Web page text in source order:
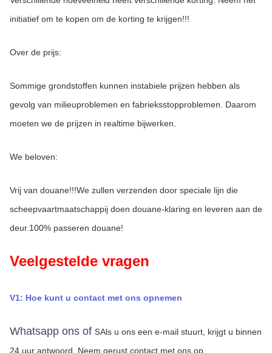
initiatief om te kopen om de korting te krijgen!!!
Over de prijs:
Sommige grondstoffen kunnen instabiele prijzen hebben als
gevolg van milieuproblemen en fabrieksstopproblemen. Daarom
moeten we de prijzen in realtime bijwerken.
We beloven:
Vrij van douane!!!We zullen verzenden door speciale lijn die
scheepvaartmaatschappij doen douane-klaring en leveren aan de
deur.100% passeren douane!
Veelgestelde vragen
V1: Hoe kunt u contact met ons opnemen
Whatsapp ons of sAls u ons een e-mail stuurt, krijgt u binnen
24 uur antwoord.
Neem gerust contact met ons op.